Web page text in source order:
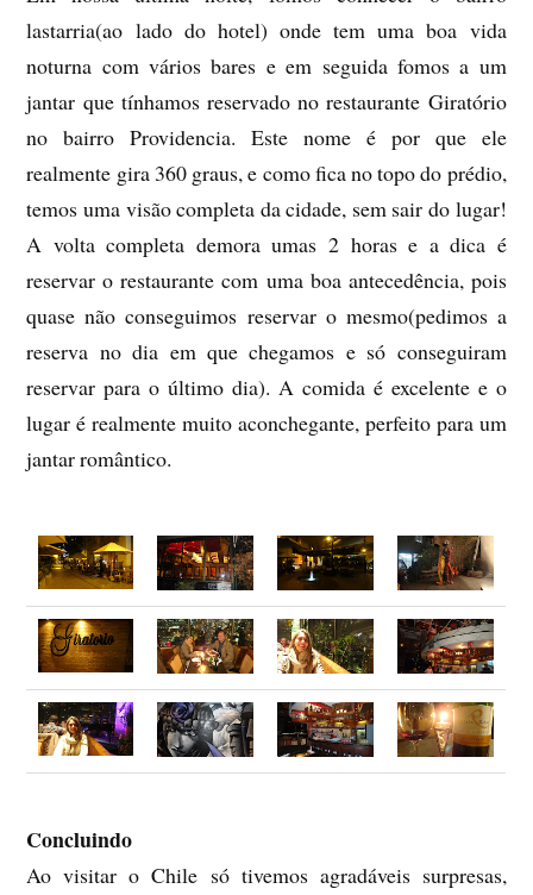
lastarria(ao lado do hotel) onde tem uma boa vida
noturna com vários bares e em seguida fomos a um
jantar que tínhamos reservado no restaurante Giratório
no bairro Providencia. Este nome é por que ele
realmente gira 360 graus, e como fica no topo do prédio,
temos uma visão completa da cidade, sem sair do lugar!
A volta completa demora umas 2 horas e a dica é
reservar o restaurante com uma boa antecedência, pois
quase não conseguimos reservar o mesmo(pedimos a
reserva no dia em que chegamos e só conseguiram
reservar para o último dia). A comida é excelente e o
lugar é realmente muito aconchegante, perfeito para um
jantar romântico.
Concluindo
Ao visitar o Chile só tivemos agradáveis surpresas,